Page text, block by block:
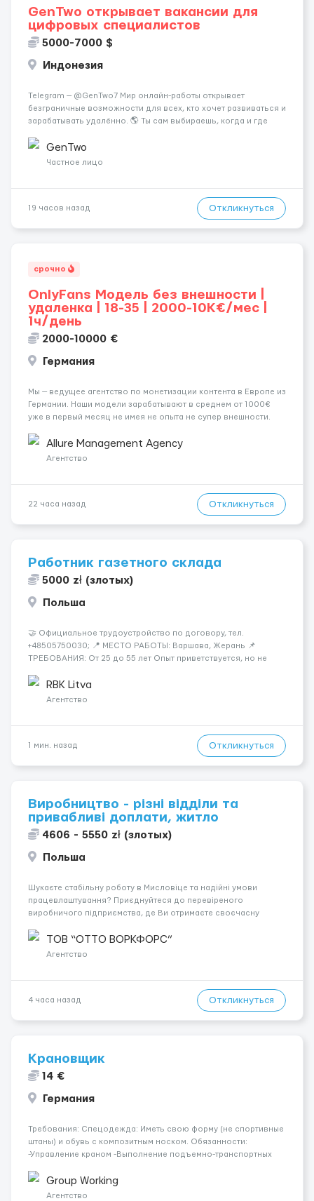
GenTwo открывает вакансии для
цифровых специалистов
5000-7000 $
Индонезия
Telegram — @GenTwo7 Мир онлайн-работы открывает
безграничные возможности для всех, кто хочет развиваться и
зарабатывать удалённо. 🌎 Ты сам выбираешь, когда и где
путешествиями. 🏡 Пока все только говорят про нейросети и
блокчейн, швейцарс...
GenTwo
Частное лицо
19 часов назад Откликнуться
срочно
OnlyFans Модель без внешности |
удаленка | 18-35 | 2000-10K€/мес |
1ч/день
2000-10000 €
Германия
Мы — ведущее агентство по монетизации контента в Европе из
Германии. Наши модели зарабатывают в среднем от 1000€
уже в первый месяц не имея не опыта не супер внешности.
города мира, начинающих и с опытом. Что мы предлаг...
Allure Management Agency
Агентство
22 часа назад Откликнуться
Работник газетного склада
5000 zł (злотых)
Польша
🤝 Официальное трудоустройство по договору, тел.
+48505750030; 📍 МЕСТО РАБОТЫ: Варшава, Жерань 📌
ТРЕБОВАНИЯ: От 25 до 55 лет Опыт приветствуется, но не
Мужчины (25-55 лет) язык: разговорный уровень польского 📆
ГРАФИК РАБОТЫ...
RBK Litva
Агентство
1 мин. назад Откликнуться
Виробництво - різні відділи та
привабливі доплати, житло
4606 - 5550 zł (злотых)
Польша
Шукаєте стабільну роботу в Мисловіце та надійні умови
працевлаштування? Приєднуйтеся до перевіреного
виробничого підприємства, де Ви отримаєте своєчасну
підібрати посаду відповідно до Ваших навичок
Локація: Мисловіце Форма пр...
ТОВ “ОТТО ВОРКФОРС”
Агентство
4 часа назад Откликнуться
Крановщик
14 €
Германия
Требования: Спецодежда: Иметь свою форму (не спортивные
штаны) и обувь с композитным носком. Обязанности:
-Управление краном -Выполнение подъемно-транспортных
инструкций по безопасности. -Опыт управления различными
типами кранов (моб...
Group Working
Агентство